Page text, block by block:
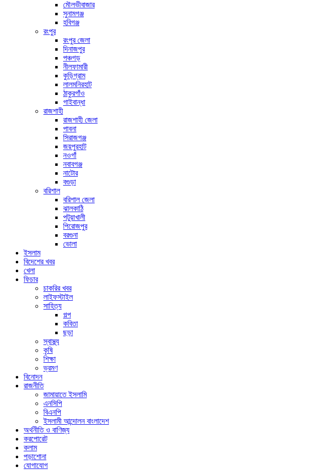
মৌলভীবাজার
সুনামগঞ্জ
হবিগঞ্জ
রংপুর
রংপুর জেলা
দিনাজপুর
পঞ্চগড়
নীলফামারী
কুড়িগ্রাম
লালমনিরহাট
ঠাকুরগাঁও
গাইবান্ধা
রাজশাহী
রাজশাহী জেলা
পাবনা
সিরাজগঞ্জ
জয়পুরহাট
নওগাঁ
নবাবগঞ্জ
নাটোর
বগুড়া
বরিশাল
বরিশাল জেলা
ঝালকাঠি
পটুয়াখালী
পিরোজপুর
বরগুনা
ভোলা
ইসলাম
বিদেশের খবর
খেলা
ফিচার
চাকরির খবর
লাইফস্টাইল
সাহিত্য
গল্প
কবিতা
ছড়া
স্বাস্থ্য
কৃষি
শিক্ষা
ভ্রমণ
বিনোদন
রাজনীতি
জামায়াতে ইসলামি
এনসিপি
বিএনপি
ইসলামী আন্দোলন বাংলাদেশ
অর্থনীতি ও বাণিজ্য
করপোরেট
কলাম
পড়াশোনা
যোগাযোগ